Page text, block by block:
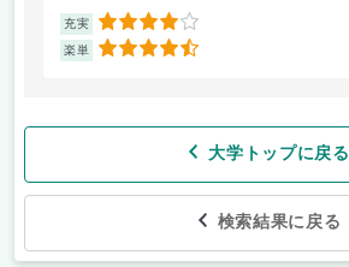
充実 4
楽単 4.5
大学トップに戻る
検索結果に戻る